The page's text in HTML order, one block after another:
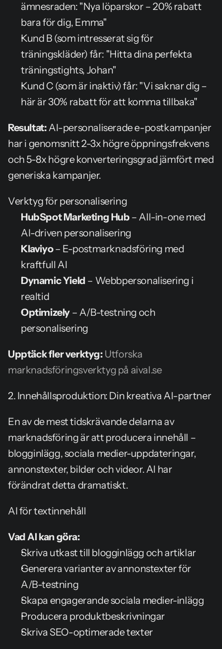
ämnesraden: "Nya löparskor – 20% rabatt
bara för dig, Emma"
Kund B (som intresserat sig för
träningskläder) får: "Hitta dina perfekta
träningstights, Johan"
Kund C (som är inaktiv) får: "Vi saknar dig –
här är 30% rabatt för att komma tillbaka"
Resultat: AI-personaliserade e-postkampanjer
har i genomsnitt 2-3x högre öppningsfrekvens
och 5-8x högre konverteringsgrad jämfört med
generiska kampanjer.
Verktyg för personalisering
HubSpot Marketing Hub – All-in-one med
AI-driven personalisering
Klaviyo – E-postmarknadsföring med
kraftfull AI
Dynamic Yield – Webbpersonalisering i
realtid
Optimizely – A/B-testning och
personalisering
Upptäck fler verktyg: Utforska
marknadsföringsverktyg på aival.se
2. Innehållsproduktion: Din kreativa AI-partner
En av de mest tidskrävande delarna av
marknadsföring är att producera innehåll –
blogginlägg, sociala medier-uppdateringar,
annonstexter, bilder och videor. AI har
förändrat detta dramatiskt.
AI för textinnehåll
Vad AI kan göra:
Skriva utkast till blogginlägg och artiklar
Generera varianter av annonstexter för
A/B-testning
Skapa engagerande sociala medier-inlägg
Producera produktbeskrivningar
Skriva SEO-optimerade texter